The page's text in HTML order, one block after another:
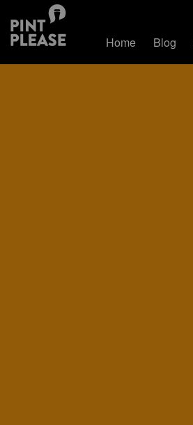
Home Blog